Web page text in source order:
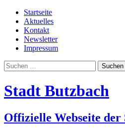
Startseite
Aktuelles
Kontakt
Newsletter
Impressum
Suchen
nach:
Stadt Butzbach
Offizielle Webseite der